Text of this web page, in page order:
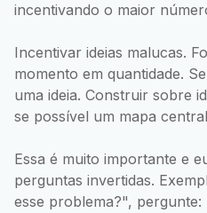
incentivando o maior
Incentivar ideias malucas.
momento em quantidade.
uma ideia. Construir sobre
se possível um mapa
Essa é muito importante e
perguntas invertidas.
esse problema?",